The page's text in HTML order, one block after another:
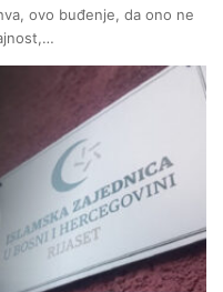
ovo buđenje, da ono ne